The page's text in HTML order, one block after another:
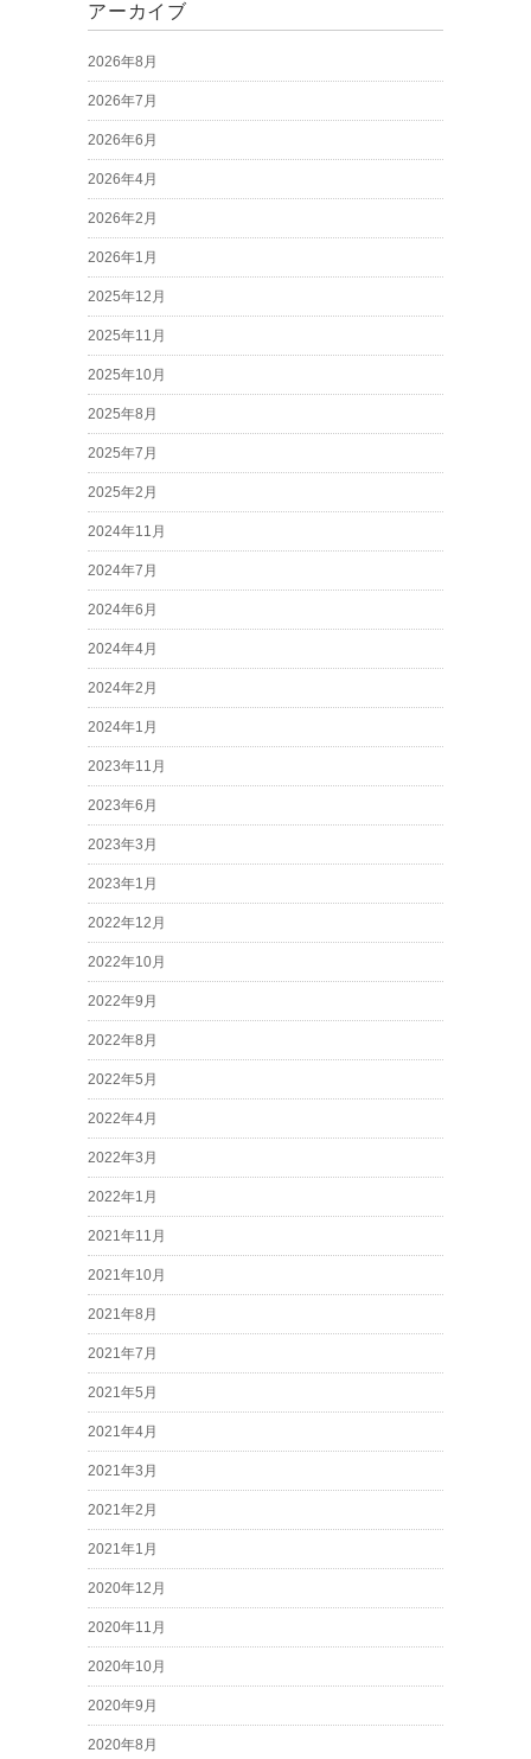
アーカイブ
2026年8月
2026年7月
2026年6月
2026年4月
2026年2月
2026年1月
2025年12月
2025年11月
2025年10月
2025年8月
2025年7月
2025年2月
2024年11月
2024年7月
2024年6月
2024年4月
2024年2月
2024年1月
2023年11月
2023年6月
2023年3月
2023年1月
2022年12月
2022年10月
2022年9月
2022年8月
2022年5月
2022年4月
2022年3月
2022年1月
2021年11月
2021年10月
2021年8月
2021年7月
2021年5月
2021年4月
2021年3月
2021年2月
2021年1月
2020年12月
2020年11月
2020年10月
2020年9月
2020年8月